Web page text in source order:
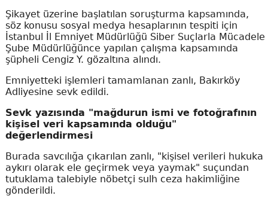
Şikayet üzerine başlatılan soruşturma kapsamında,
söz konusu sosyal medya hesaplarının tespiti için
İstanbul İl Emniyet Müdürlüğü Siber Suçlarla Mücadele
Şube Müdürlüğünce yapılan çalışma kapsamında
şüpheli Cengiz Y. gözaltına alındı.
Emniyetteki işlemleri tamamlanan zanlı, Bakırköy
Adliyesine sevk edildi.
Sevk yazısında "mağdurun ismi ve fotoğrafının
kişisel veri kapsamında olduğu"
değerlendirmesi
Burada savcılığa çıkarılan zanlı, "kişisel verileri hukuka
aykırı olarak ele geçirmek veya yaymak" suçundan
tutuklama talebiyle nöbetçi sulh ceza hakimliğine
gönderildi.